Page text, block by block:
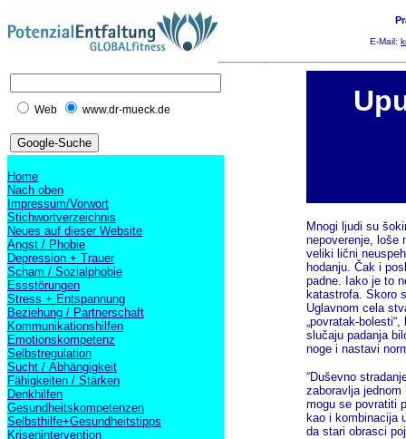
E-Mail:
Web www.dr-mueck.de
Home
Nach oben
Impressum/Vorwort
Stichwortverzeichnis
Neues auf dieser Website
Angst / Phobie
Depression + Trauer
Scham / Sozialphobie
Essstörungen
Stress + Entspannung
Beziehung / Partnerschaft
Kommunikationshilfen
Emotionskompetenz
Selbstregulation
Sucht / Abhängigkeit
Fähigkeiten / Stärken
Denkhilfen
Gesundheitskompetenzen
Selbsthilfe+Gesundheitstipps
Krisenintervention
Mnogi ljudi su
nepoverenje, loše
veliki lični
hodanju. Čak i
padne. Iako je to
katastrofa. Skoro
Uglavnom cela
„povratak-
slučaju padanja
noge i nastavi
“Duševno
zaboravlja
mogu se povratiti
kao i kombinacija
da stari obrasci